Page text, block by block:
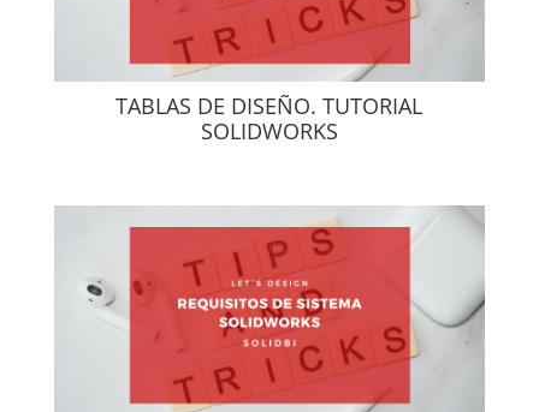
TABLAS DE DISEÑO. TUTORIAL
SOLIDWORKS